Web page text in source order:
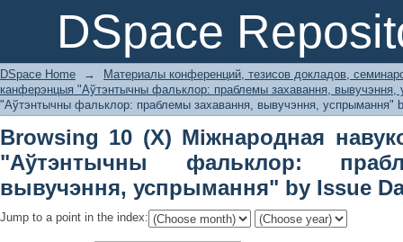
DSpace
Browsing 10 (X) Міжнародная
фальклор: праблемы захавання,
DSpace Home →
Материалы конференций, тезисов докладов,
канферэнцыя "Аўтэнтычны фальклор: праблемы захавання, вывучэння,
"Аўтэнтычны фальклор: праблемы захавання, вывучэння, успрымання"
Browsing 10 (X) Міжнародная
"Аўтэнтычны фальклор:
вывучэння, успрымання" by Issue
Jump to a point in the index: